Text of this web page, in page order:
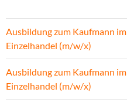
Ausbildung zum Kaufmann im
Einzelhandel (m/w/x)
Ausbildung zum Kaufmann im
Einzelhandel (m/w/x)